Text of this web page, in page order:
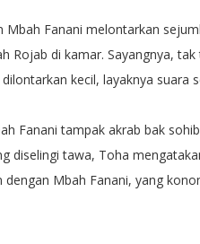
Mbah Fanani melontarkan
Rojab di kamar. Sayangnya,
kecil, layaknya suara
Fanani tampak akrab bak
diselingi tawa, Toha
Mbah Fanani, yang